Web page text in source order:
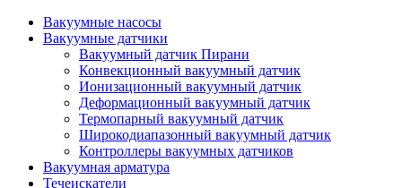
Вакуумные насосы
Вакуумные датчики
Вакуумный датчик Пирани
Конвекционный вакуумный датчик
Ионизационный вакуумный датчик
Деформационный вакуумный датчик
Термопарный вакуумный датчик
Широкодиапазонный вакуумный датчик
Контроллеры вакуумных датчиков
Вакуумная арматура
Течеискатели